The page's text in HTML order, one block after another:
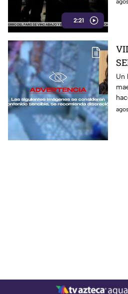
2:21
Un